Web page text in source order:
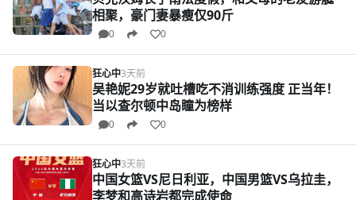
相聚，豪门妻暴瘦仅90斤
0 0
狂心中3天前
吴艳妮29岁就吐槽吃不消训练强度 正当年！
当以查尔顿中岛瞳为榜样
0 0
狂心中3天前
中国女篮VS尼日利亚，中国男篮VS乌拉圭，
李梦和高诗岩都完成使命